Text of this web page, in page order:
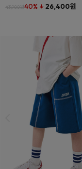
43,900원40% ↓ 26,400원